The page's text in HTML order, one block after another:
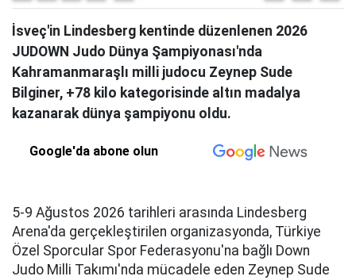
İsveç'in Lindesberg kentinde düzenlenen 2026
JUDOWN Judo Dünya Şampiyonası'nda
Kahramanmaraşlı milli judocu Zeynep Sude
Bilginer, +78 kilo kategorisinde altın madalya
kazanarak dünya şampiyonu oldu.
Google'da abone olun
5-9 Ağustos 2026 tarihleri arasında Lindesberg
Arena'da gerçekleştirilen organizasyonda, Türkiye
Özel Sporcular Spor Federasyonu'na bağlı Down
Judo Milli Takımı'nda mücadele eden Zeynep Sude